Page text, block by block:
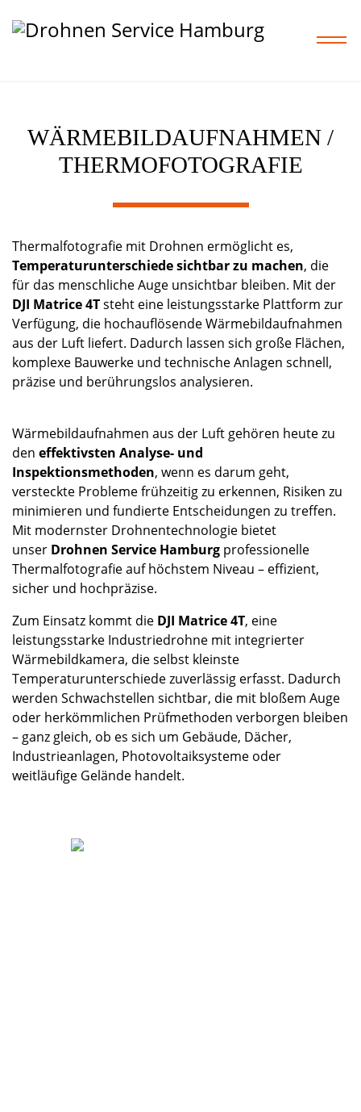
Home
Projekte
Preise
Shop
Kontakt
WÄRMEBILDAUFNAHMEN /
THERMOFOTOGRAFIE
Thermalfotografie mit Drohnen ermöglicht es,
Temperaturunterschiede sichtbar zu machen, die
für das menschliche Auge unsichtbar bleiben. Mit der
DJI Matrice 4Tsteht eine leistungsstarke Plattform zur
Verfügung, die hochauflösende Wärmebildaufnahmen
aus der Luft liefert. Dadurch lassen sich große Flächen,
komplexe Bauwerke und technische Anlagen schnell,
präzise und berührungslos analysieren.
Wärmebildaufnahmen aus der Luft gehören heute zu
den effektivsten Analyse- und
Inspektionsmethoden, wenn es darum geht,
versteckte Probleme frühzeitig zu erkennen, Risiken zu
minimieren und fundierte Entscheidungen zu treffen.
Mit modernster Drohnentechnologie bietet
unser Drohnen Service Hamburg professionelle
Thermalfotografie auf höchstem Niveau – effizient,
sicher und hochpräzise.
Zum Einsatz kommt die DJI Matrice 4T, eine
leistungsstarke Industriedrohne mit integrierter
Wärmebildkamera, die selbst kleinste
Temperaturunterschiede zuverlässig erfasst. Dadurch
werden Schwachstellen sichtbar, die mit bloßem Auge
oder herkömmlichen Prüfmethoden verborgen bleiben
– ganz gleich, ob es sich um Gebäude, Dächer,
Industrieanlagen, Photovoltaiksysteme oder
weitläufige Gelände handelt.